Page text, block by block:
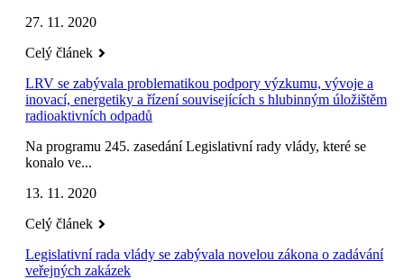
27. 11. 2020
Celý článek
LRV se zabývala problematikou podpory výzkumu, vývoje a
inovací, energetiky a řízení souvisejících s hlubinným úložištěm
radioaktivních odpadů
Na programu 245. zasedání Legislativní rady vlády, které se
konalo ve...
13. 11. 2020
Celý článek
Legislativní rada vlády se zabývala novelou zákona o zadávání
veřejných zakázek